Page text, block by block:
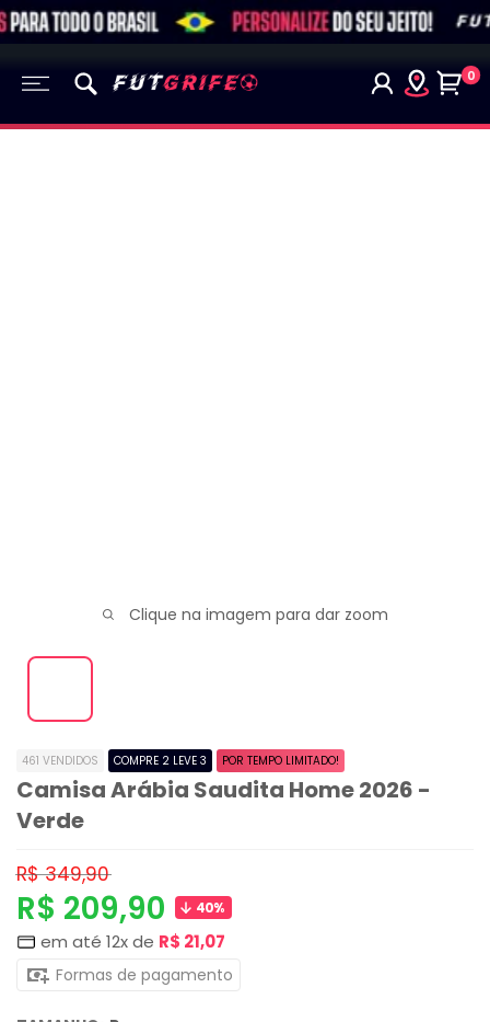
Pular
para
Futgrife
0
Clique na imagem para dar zoom
461 VENDIDOS COMPRE 2 LEVE 3 POR TEMPO LIMITADO!
Camisa Arábia Saudita Home 2026 -
Verde
Preço
normal
R$ 349,90
Preço
promocional
R$ 209,90 40%
em até 12x de R$ 21,07
Formas de pagamento